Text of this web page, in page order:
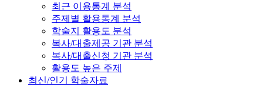
최근 이용통계 분석
주제별 활용통계 분석
학술지 활용도 분석
복사/대출제공 기관 분석
복사/대출신청 기관 분석
활용도 높은 주제
최신/인기 학술자료